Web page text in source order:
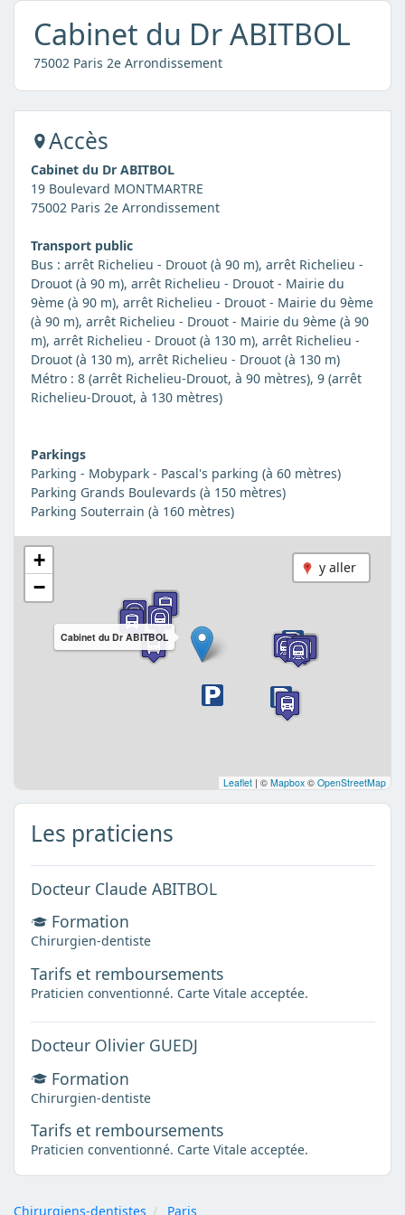
Cabinet du Dr ABITBOL
75002 Paris 2e Arrondissement
Accès
Cabinet du Dr ABITBOL
19 Boulevard MONTMARTRE
75002 Paris 2e Arrondissement
Transport public
Bus : arrêt Richelieu - Drouot (à 90 m), arrêt Richelieu -
Drouot (à 90 m), arrêt Richelieu - Drouot - Mairie du
9ème (à 90 m), arrêt Richelieu - Drouot - Mairie du 9ème
(à 90 m), arrêt Richelieu - Drouot - Mairie du 9ème (à 90
m), arrêt Richelieu - Drouot (à 130 m), arrêt Richelieu -
Drouot (à 130 m), arrêt Richelieu - Drouot (à 130 m)
Métro : 8 (arrêt Richelieu-Drouot, à 90 mètres), 9 (arrêt
Richelieu-Drouot, à 130 mètres)
Parkings
Parking - Mobypark - Pascal's parking (à 60 mètres)
Parking Grands Boulevards (à 150 mètres)
Parking Souterrain (à 160 mètres)
y aller
Cabinet du Dr ABITBOL
+
−
Leaflet | © Mapbox © OpenStreetMap
Les praticiens
Docteur Claude ABITBOL
Formation
Chirurgien-dentiste
Tarifs et remboursements
Praticien conventionné. Carte Vitale acceptée.
Docteur Olivier GUEDJ
Formation
Chirurgien-dentiste
Tarifs et remboursements
Praticien conventionné. Carte Vitale acceptée.
Chirurgiens-dentistes Paris